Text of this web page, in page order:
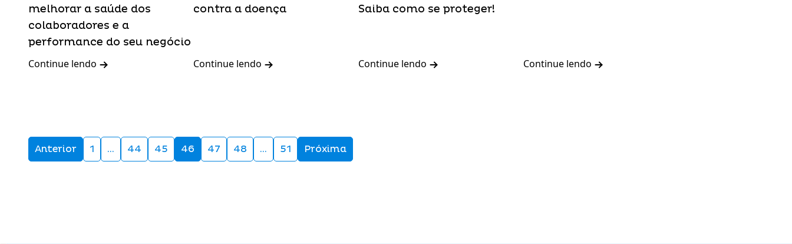
melhorar a saúde dos
colaboradores e a
performance do seu negócio
Continue lendo
contra a doença
Continue lendo
Saiba como se proteger!
Continue lendo Continue lendo
Anterior 1 … 44 45 46 47 48 … 51 Próxima